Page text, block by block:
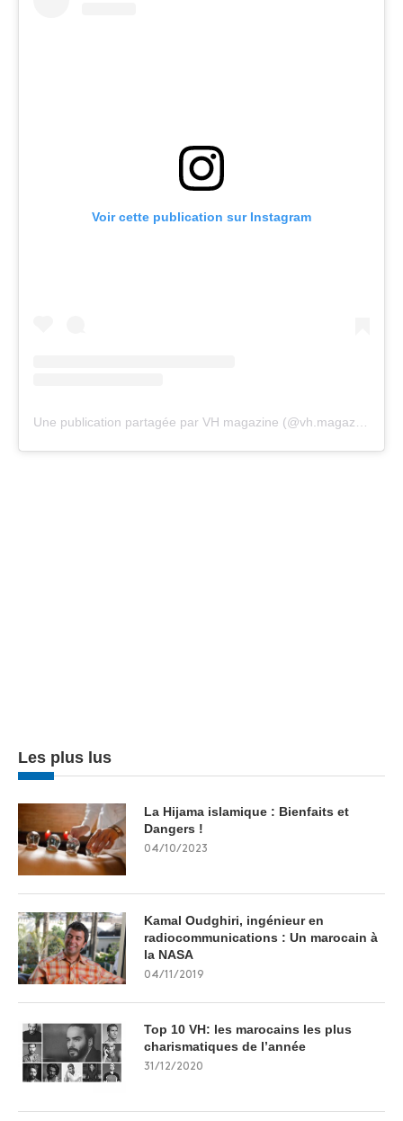
Voir cette publication sur Instagram
Une publication partagée par VH magazine (@vh.magazine)
Les plus lus
La Hijama islamique : Bienfaits et
Dangers !
04/10/2023
Kamal Oudghiri, ingénieur en
radiocommunications : Un marocain à
la NASA
04/11/2019
Top 10 VH: les marocains les plus
charismatiques de l’année
31/12/2020